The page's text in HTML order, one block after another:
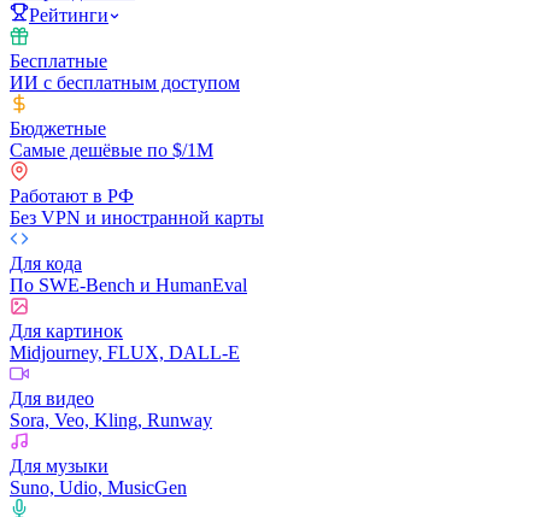
Рейтинги
Бесплатные
ИИ с бесплатным доступом
Бюджетные
Самые дешёвые по $/1M
Работают в РФ
Без VPN и иностранной карты
Для кода
По SWE-Bench и HumanEval
Для картинок
Midjourney, FLUX, DALL-E
Для видео
Sora, Veo, Kling, Runway
Для музыки
Suno, Udio, MusicGen